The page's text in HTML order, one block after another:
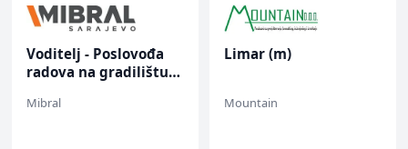
Voditelj - Poslovođa
radova na gradilištu
Mibral
Limar (m)
Mountain